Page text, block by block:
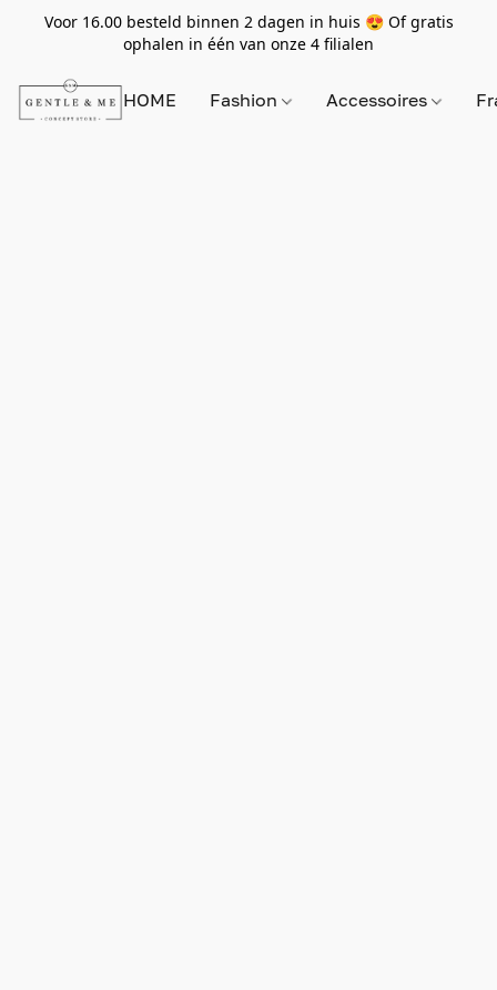
Voor 16.00 besteld binnen 2 dagen in huis 😍 Of gratis
ophalen in één van onze 4 filialen
HOME Fashion Accessoires